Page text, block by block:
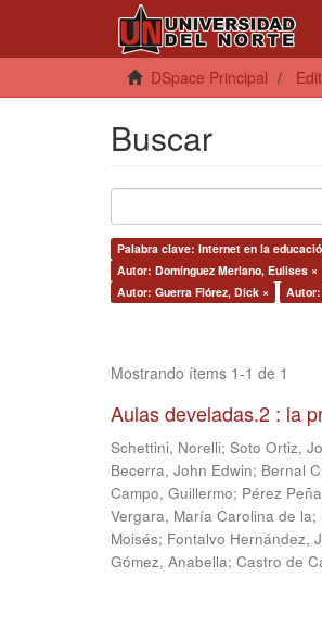
DSpace Principal
Buscar
Palabra clave: Internet en la
Autor: Domínguez Merlano, Eulises ×
Autor: Guerra Flórez, Dick ×
Autor:
Mostrando ítems 1-1 de 1
Aulas develadas.2 : la
Schettini, Norelli; Soto Ortiz,
Becerra, John Edwin; Bernal
Campo, Guillermo; Pérez
Vergara, María Carolina de la;
Moisés; Fontalvo Hernández,
Gómez, Anabella; Castro de